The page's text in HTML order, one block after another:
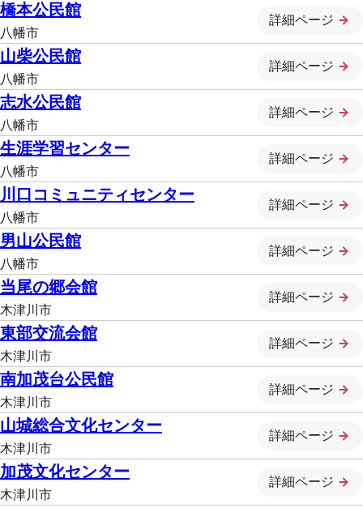
橋本公民館
八幡市
詳細ページ
山柴公民館
八幡市
詳細ページ
志水公民館
八幡市
詳細ページ
生涯学習センター
八幡市
詳細ページ
川口コミュニティセンター
八幡市
詳細ページ
男山公民館
八幡市
詳細ページ
当尾の郷会館
木津川市
詳細ページ
東部交流会館
木津川市
詳細ページ
南加茂台公民館
木津川市
詳細ページ
山城総合文化センター
木津川市
詳細ページ
加茂文化センター
木津川市
詳細ページ